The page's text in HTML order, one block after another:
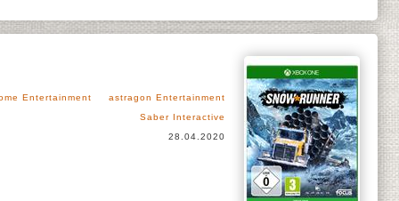
Entertainment
astragon Entertainment
Saber Interactive
28.04.2020